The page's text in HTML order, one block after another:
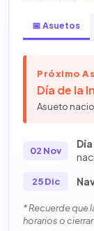
📅 Asuetos
Próximo
Día de la
Asueto
02 Nov
25 Dic
* Recuerde que
horarios o